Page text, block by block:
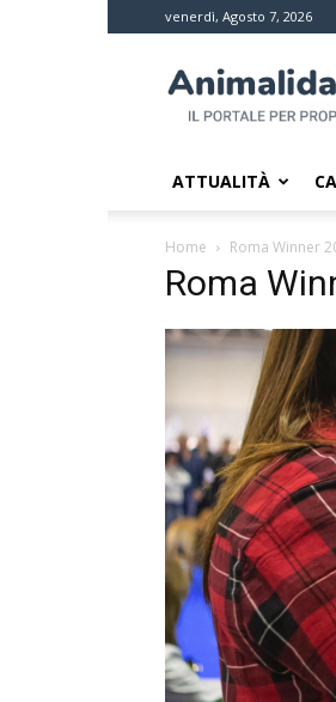
venerdì, Agosto 7, 2026
ATTUALITÀ
Home Roma Winner
Roma